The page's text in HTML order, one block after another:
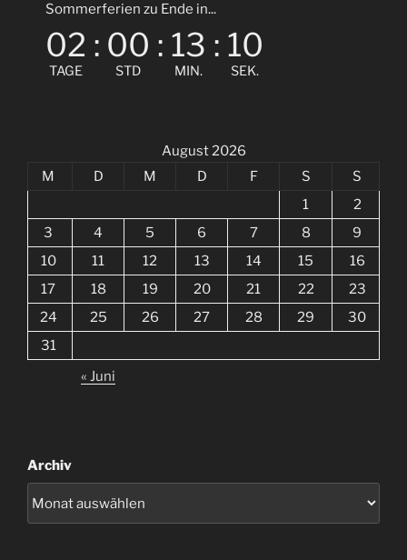
Sommerferien zu Ende in...
02
TAGE
: 00
STD
: 13
MIN.
: 09
SEK.
August 2026
M
D M D F S
S
1
2
3
4 5 6 7 8
9
10
11 12 13 14 15
16
17
18 19 20 21 22
23
24
25 26 27 28 29
30
31
« Juni
Archiv